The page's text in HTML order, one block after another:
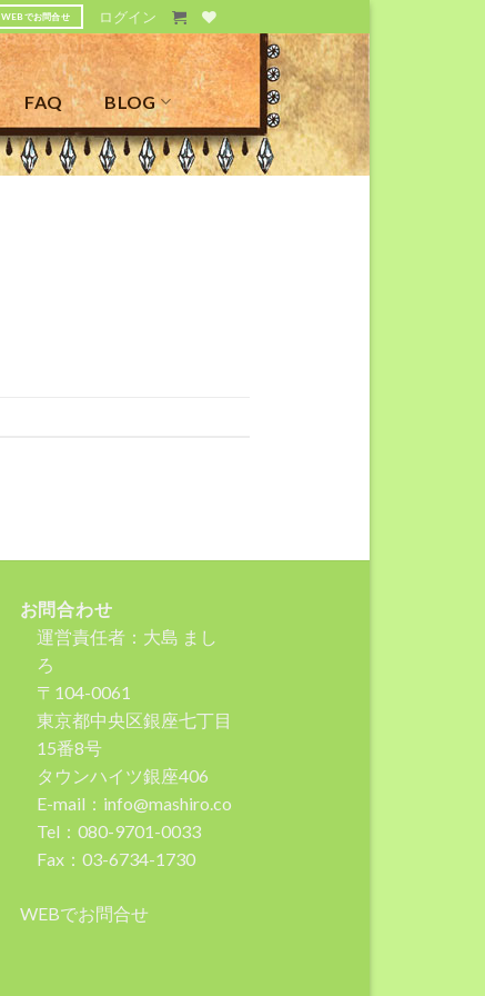
WEBでお問合せ ログイン
FAQ BLOG
お問合わせ
運営責任者：大島 まし
ろ
〒104-0061
東京都中央区銀座七丁目
15番8号
タウンハイツ銀座406
E-mail：info@mashiro.co
Tel：080-9701-0033
Fax：03-6734-1730
WEBでお問合せ